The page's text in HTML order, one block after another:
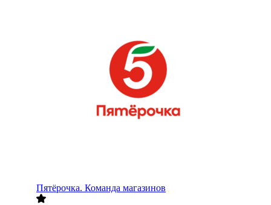
Пятёрочка. Команда магазинов